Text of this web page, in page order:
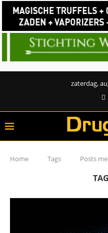
zaterdag,
Home Tags Posts